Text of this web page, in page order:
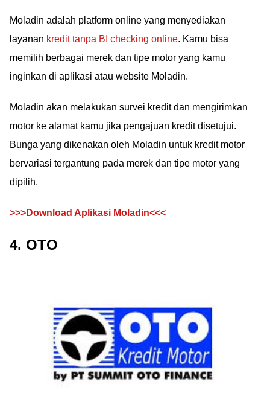
Moladin adalah platform online yang menyediakan
layanan kredit tanpa BI checking online. Kamu bisa
memilih berbagai merek dan tipe motor yang kamu
inginkan di aplikasi atau website Moladin.
Moladin akan melakukan survei kredit dan mengirimkan
motor ke alamat kamu jika pengajuan kredit disetujui.
Bunga yang dikenakan oleh Moladin untuk kredit motor
bervariasi tergantung pada merek dan tipe motor yang
dipilih.
>>>Download Aplikasi Moladin<<<
4. OTO